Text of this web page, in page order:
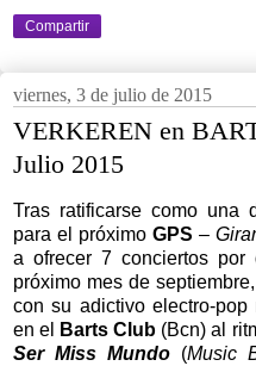
Compartir
viernes, 3 de julio de 2015
VERKEREN en
Julio 2015
Tras ratificarse como una
para el próximo GPS –
a ofrecer 7 conciertos por
próximo mes de
con su adictivo electro-
en el
Barts Club (Bcn) al
Ser Miss Mundo (Music